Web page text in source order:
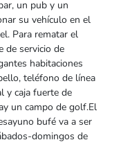
un pub y un
su vehículo en el
Para rematar el
de servicio de
habitaciones
teléfono de línea
y caja fuerte de
un campo de golf.El
bufé va a ser
domingos de